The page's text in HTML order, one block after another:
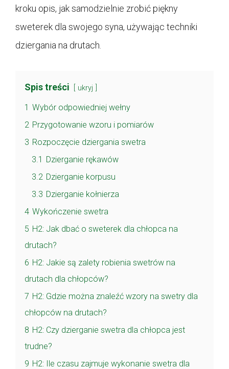
kroku opis, jak samodzielnie zrobić piękny
sweterek dla swojego syna, używając techniki
dziergania na drutach.
Spis treści ukryj
1 Wybór odpowiedniej wełny
2 Przygotowanie wzoru i pomiarów
3 Rozpoczęcie dziergania swetra
3.1 Dzierganie rękawów
3.2 Dzierganie korpusu
3.3 Dzierganie kołnierza
4 Wykończenie swetra
5 H2: Jak dbać o sweterek dla chłopca na
drutach?
6 H2: Jakie są zalety robienia swetrów na
drutach dla chłopców?
7 H2: Gdzie można znaleźć wzory na swetry dla
chłopców na drutach?
8 H2: Czy dzierganie swetra dla chłopca jest
trudne?
9 H2: Ile czasu zajmuje wykonanie swetra dla